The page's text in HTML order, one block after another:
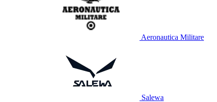
Aeronautica Militare
Salewa